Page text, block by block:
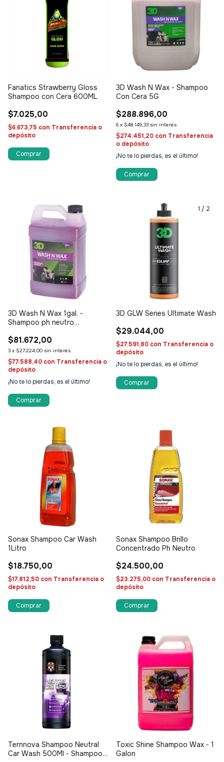
Fanatics Strawberry Gloss
Shampoo con Cera 600ML
$7.025,00
$6.673,75 con Transferencia o
depósito
3D Wash N Wax - Shampoo
Con Cera 5G
$288.896,00
6 x $48.149,33 sin interés
$274.451,20 con Transferencia
o depósito
¡No te lo pierdas, es el último!
3D Wash N Wax 1gal. -
Shampoo ph neutro
$81.672,00
3 x $27.224,00 sin interés
$77.588,40 con Transferencia o
depósito
¡No te lo pierdas, es el último!
1 / 2
3D GLW Series Ultimate Wash
$29.044,00
$27.591,80 con Transferencia o
depósito
¡No te lo pierdas, es el último!
Sonax Shampoo Car Wash
1Litro
$18.750,00
$17.812,50 con Transferencia o
depósito
Sonax Shampoo Brillo
Concentrado Ph Neutro
$24.500,00
$23.275,00 con Transferencia o
depósito
Ternnova Shampoo Neutral
Car Wash 500Ml - Shampoo
Toxic Shine Shampoo Wax - 1
Galon